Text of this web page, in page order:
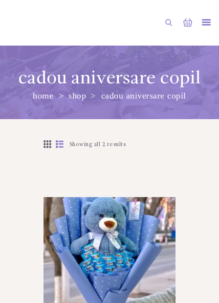
cadou aniversare copil
home shop cadou aniversare copil
PRINCIPALA
DESPRE NOI
Showing all 2 results